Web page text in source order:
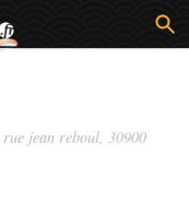
rue jean reboul, 30900